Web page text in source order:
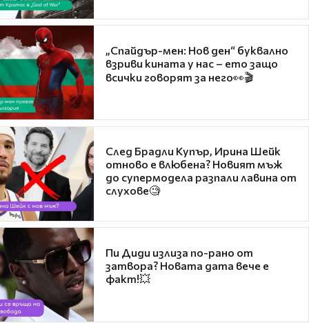
„Спайдър-мен: Нов ден“ буквално
взриви кината у нас – ето защо
всички говорят за него👀🎬
След Брадли Купър, Ирина Шейк
отново е влюбена? Новият мъж
до супермодела разпали лавина от
слухове🧐
Пи Диди излиза по-рано от
затвора? Новата дата вече е
факт!💥